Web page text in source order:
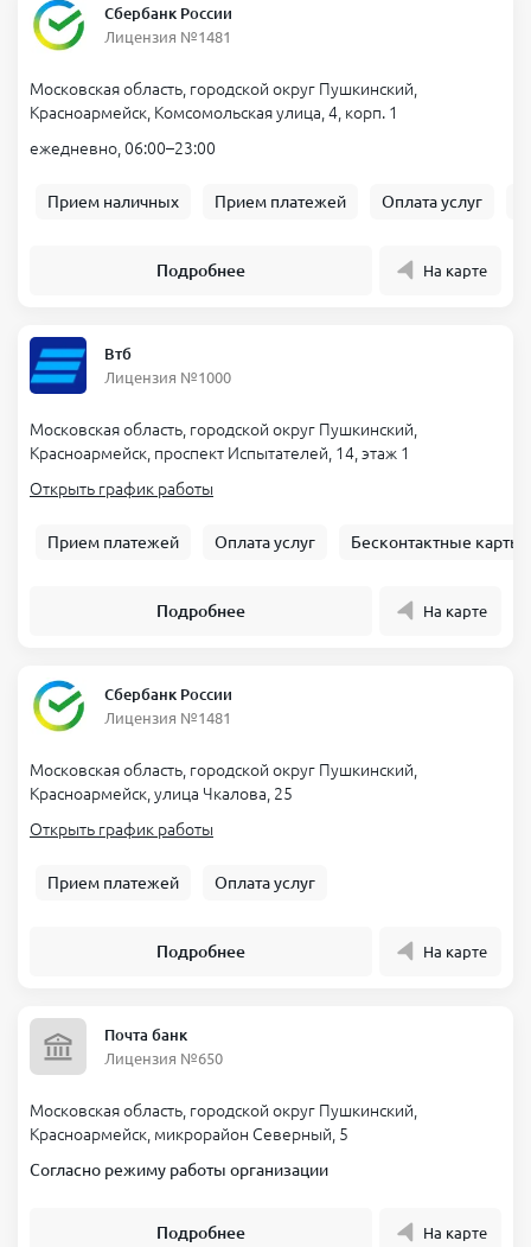
Сбербанк России
Лицензия №1481
Московская область, городской округ Пушкинский,
Красноармейск, Комсомольская улица, 4, корп. 1
ежедневно, 06:00–23:00
Прием наличных Прием платежей Оплата услуг
Подробнее На карте
Втб
Лицензия №1000
Московская область, городской округ Пушкинский,
Красноармейск, проспект Испытателей, 14, этаж 1
Открыть график работы
Прием платежей Оплата услуг Бесконтактные карты
Подробнее На карте
Сбербанк России
Лицензия №1481
Московская область, городской округ Пушкинский,
Красноармейск, улица Чкалова, 25
Открыть график работы
Прием платежей Оплата услуг
Подробнее На карте
Почта банк
Лицензия №650
Московская область, городской округ Пушкинский,
Красноармейск, микрорайон Северный, 5
Согласно режиму работы организации
Подробнее На карте